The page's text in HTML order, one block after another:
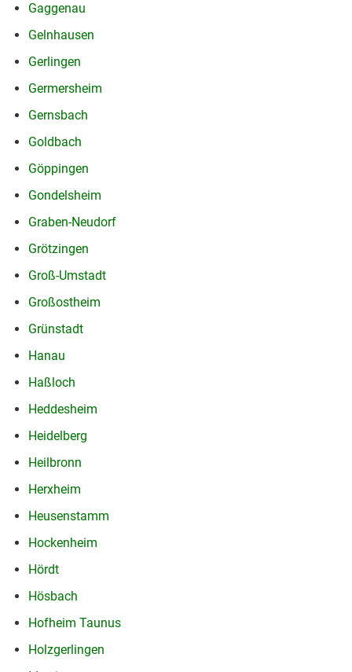
Gaggenau
Gelnhausen
Gerlingen
Germersheim
Gernsbach
Goldbach
Göppingen
Gondelsheim
Graben-Neudorf
Grötzingen
Groß-Umstadt
Großostheim
Grünstadt
Hanau
Haßloch
Heddesheim
Heidelberg
Heilbronn
Herxheim
Heusenstamm
Hockenheim
Hördt
Hösbach
Hofheim Taunus
Holzgerlingen